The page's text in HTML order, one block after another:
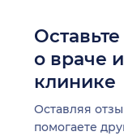
о враче
клинике
Оставляя
помогаете